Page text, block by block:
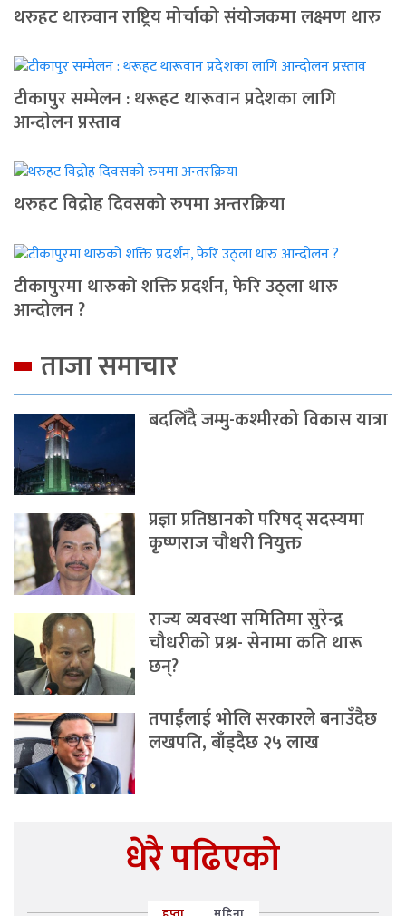
थरुहट थारुवान राष्ट्रिय मोर्चाको संयोजकमा लक्ष्मण थारु
टीकापुर सम्मेलन : थरूहट थारूवान प्रदेशका लागि
आन्दाेलन प्रस्ताव
थरुहट विद्रोह दिवसको रुपमा अन्तरक्रिया
टीकापुरमा थारुको शक्ति प्रदर्शन, फेरि उठ्ला थारु
आन्दोलन ?
ताजा समाचार
बदलिँदै जम्मु-कश्मीरको विकास यात्रा
प्रज्ञा प्रतिष्ठानको परिषद् सदस्यमा
कृष्णराज चौधरी नियुक्त
राज्य व्यवस्था समितिमा सुरेन्द्र
चौधरीको प्रश्न- सेनामा कति थारू
छन्?
तपाईंलाई भोलि सरकारले बनाउँदैछ
लखपति, बाँड्दैछ २५ लाख
धेरै पढिएको